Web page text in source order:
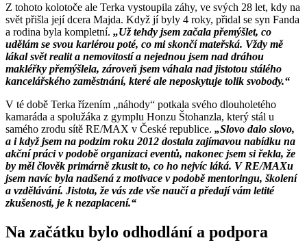
Z tohoto kolotoče ale Terka vystoupila záhy, ve svých 28 let, kdy na
svět přišla její dcera Majda. Když jí byly 4 roky, přidal se syn Fanda
a rodina byla kompletní. „Už tehdy jsem začala přemýšlet, co
udělám se svou kariérou poté, co mi skončí mateřská. Vždy mě
lákal svět realit a nemovitostí a nejednou jsem nad dráhou
makléřky přemýšlela, zároveň jsem váhala nad jistotou stálého
kancelářského zaměstnání, které ale neposkytuje tolik svobody.“
V té době Terka řízením „náhody“ potkala svého dlouholetého
kamaráda a spolužáka z gymplu Honzu Štohanzla, který stál u
samého zrodu sítě RE/MAX v České republice. „Slovo dalo slovo,
a i když jsem na podzim roku 2012 dostala zajímavou nabídku na
akční práci v podobě organizaci eventů, nakonec jsem si řekla, že
by měl člověk primárně zkusit to, co ho nejvíc láká. V RE/MAXu
jsem navíc byla nadšená z motivace v podobě mentoringu, školení
a vzdělávání. Jistota, že vás zde vše naučí a předají vám letité
zkušenosti, je k nezaplacení.“
Na začátku bylo odhodlání a podpora